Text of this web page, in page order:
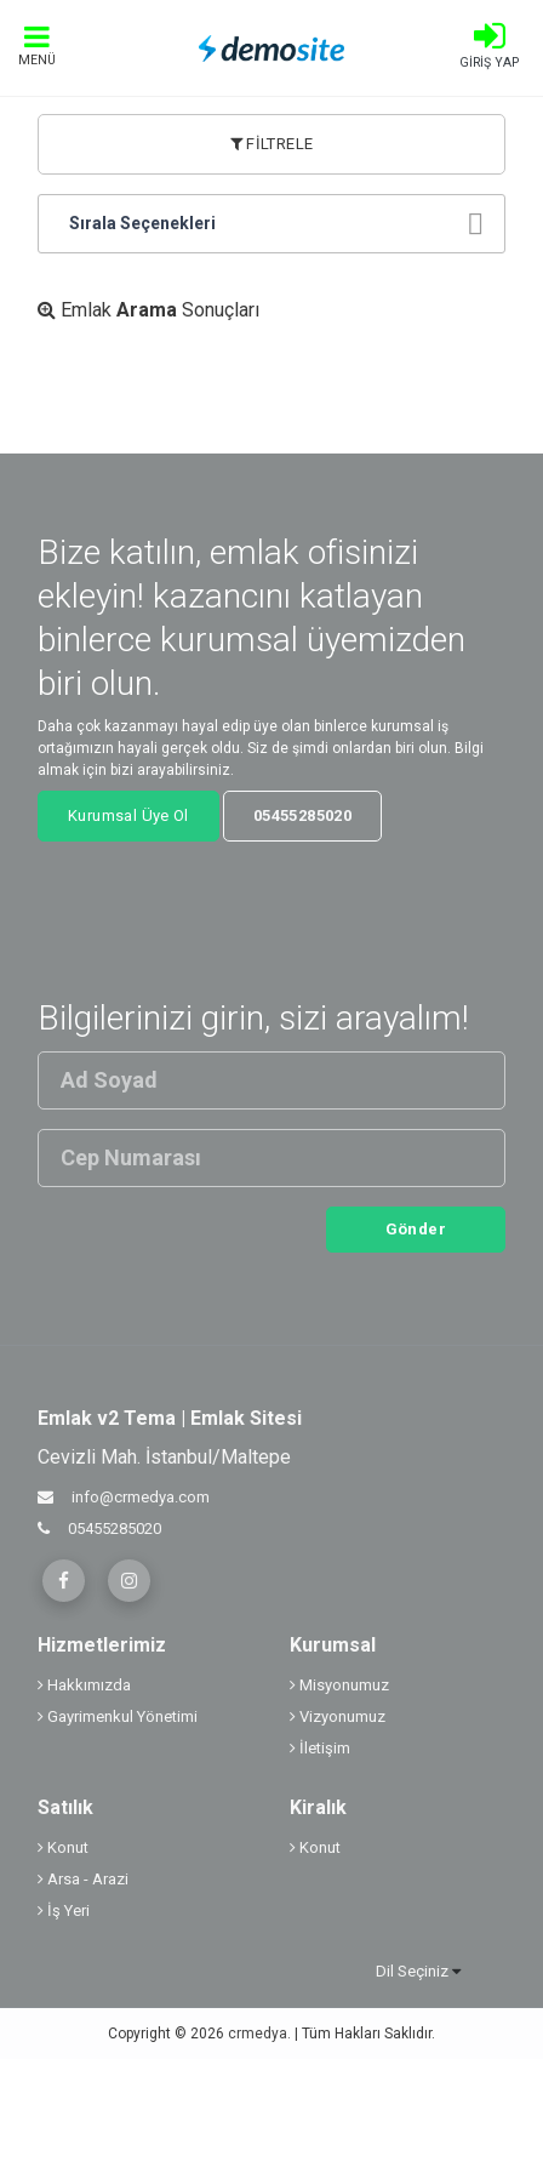
MENÜ GİRİŞ YAP
FİLTRELE
Sırala Seçenekleri
Emlak Arama Sonuçları
Bize katılın, emlak ofisinizi
ekleyin! kazancını katlayan
binlerce kurumsal üyemizden
biri olun.
Daha çok kazanmayı hayal edip üye olan binlerce kurumsal iş
ortağımızın hayali gerçek oldu. Siz de şimdi onlardan biri olun. Bilgi
almak için bizi arayabilirsiniz.
Kurumsal Üye Ol 05455285020
Bilgilerinizi girin, sizi arayalım!
Gönder
Emlak v2 Tema | Emlak Sitesi
Cevizli Mah. İstanbul/Maltepe
info@crmedya.com
05455285020
Hizmetlerimiz
Hakkımızda
Gayrimenkul Yönetimi
Kurumsal
Misyonumuz
Vizyonumuz
İletişim
Satılık
Konut
Arsa - Arazi
İş Yeri
Kiralık
Konut
Dil Seçiniz
Copyright © 2026 crmedya. | Tüm Hakları Saklıdır.